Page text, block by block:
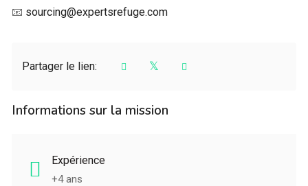
📧 sourcing@expertsrefuge.com
Partager le lien:
Informations sur la mission
Expérience
+4 ans